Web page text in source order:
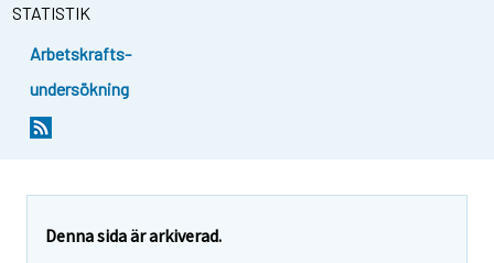
STATISTIK
Arbetskrafts-
undersökning
Denna sida är arkiverad.